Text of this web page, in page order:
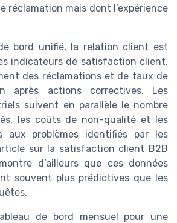
réclamation mais dont l’expérience
bord unifié, la relation client est
indicateurs de satisfaction client,
des réclamations et de taux de
après actions correctives. Les
suivent en parallèle le nombre
les coûts de non-qualité et les
aux problèmes identifiés par les
sur la satisfaction client B2B
d’ailleurs que ces données
souvent plus prédictives que les
de bord mensuel pour une